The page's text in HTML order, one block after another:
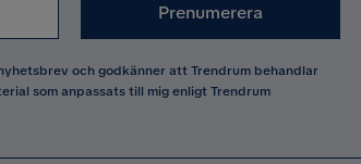
Prenumerera
och godkänner att Trendrum behandlar
som anpassats till mig enligt Trendrum